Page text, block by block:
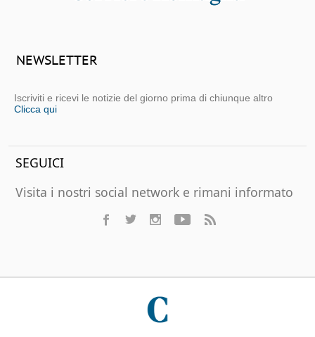
NEWSLETTER
Iscriviti e ricevi le notizie del giorno prima di chiunque altro
Clicca qui
SEGUICI
Visita i nostri social network e rimani informato